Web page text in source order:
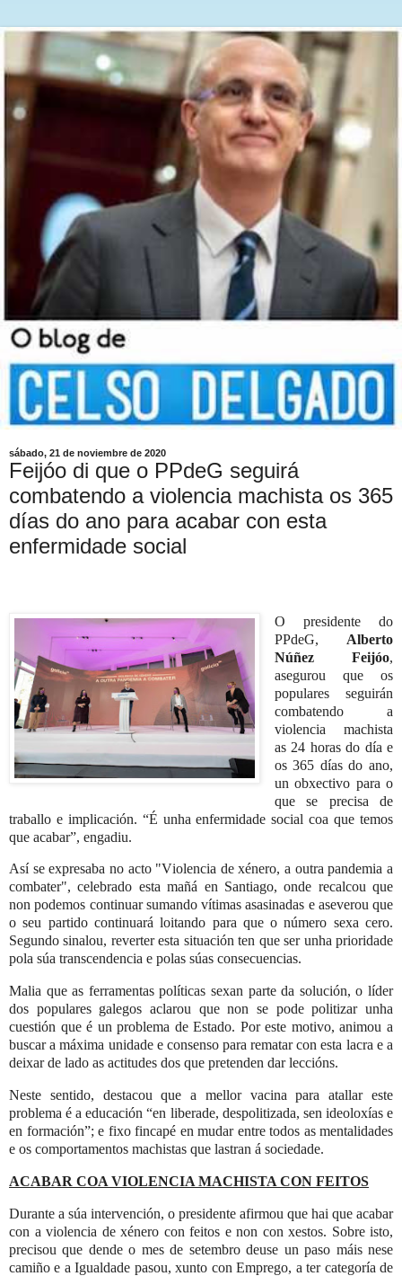
sábado, 21 de noviembre de 2020
Feijóo di que o PPdeG seguirá
combatendo a violencia machista os 365
días do ano para acabar con esta
enfermidade social
O presidente do
PPdeG, Alberto
Núñez Feijóo,
asegurou que os
populares seguirán
combatendo a
violencia machista
as 24 horas do día e
os 365 días do ano,
un obxectivo para o
que se precisa de
traballo e implicación. “É unha enfermidade social coa que temos
que acabar”, engadiu.
Así se expresaba no acto "Violencia de xénero, a outra pandemia a
combater", celebrado esta mañá en Santiago, onde recalcou que
non podemos continuar sumando vítimas asasinadas e aseverou que
o seu partido continuará loitando para que o número sexa cero.
Segundo sinalou, reverter esta situación ten que ser unha prioridade
pola súa transcendencia e polas súas consecuencias.
Malia que as ferramentas políticas sexan parte da solución, o líder
dos populares galegos aclarou que non se pode politizar unha
cuestión que é un problema de Estado. Por este motivo,animou a
buscar a máxima unidade e consenso para rematar con esta lacra e a
deixar de lado as actitudes dos que pretenden dar leccións.
Neste sentido, destacou que a mellor vacina para atallar este
problema é a educación “en liberade, despolitizada, sen ideoloxías e
en formación”; e fixo fincapé en mudar entre todos as mentalidades
e os comportamentos machistas que lastran á sociedade.
ACABAR COA VIOLENCIA MACHISTA CON FEITOS
Durante a súa intervención, o presidente afirmou que hai que acabar
con a violencia de xénero con feitos e non con xestos. Sobre isto,
precisou que dende o mes de setembro deuse un paso máis nese
camiño e a Igualdade pasou, xunto con Emprego, a ter categoría de